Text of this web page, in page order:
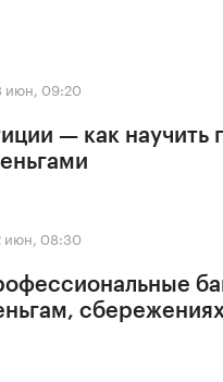
июн, 09:20
— как научить
июн, 08:30